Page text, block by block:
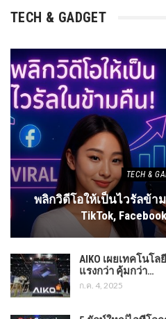
TECH & GADGET
TECH &
พลิกวิดีโอให้เป็นไวรัลข้า
TikTok,
AIKO เผยเทคโนโ
แรงกว่า คุ้มกว่า…
ก.ค. 4, 2025